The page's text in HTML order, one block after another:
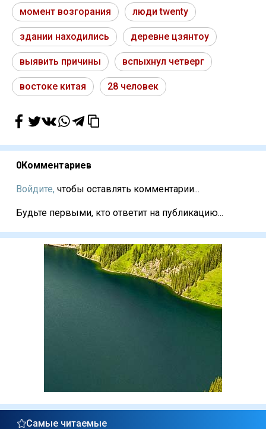
момент возгорания люди twenty
здании находились деревне цзянтоу
выявить причины вспыхнул четверг
востоке китая 28 человек
0Комментариев
Войдите, чтобы оставлять комментарии...
Будьте первыми, кто ответит на публикацию...
Самые читаемые